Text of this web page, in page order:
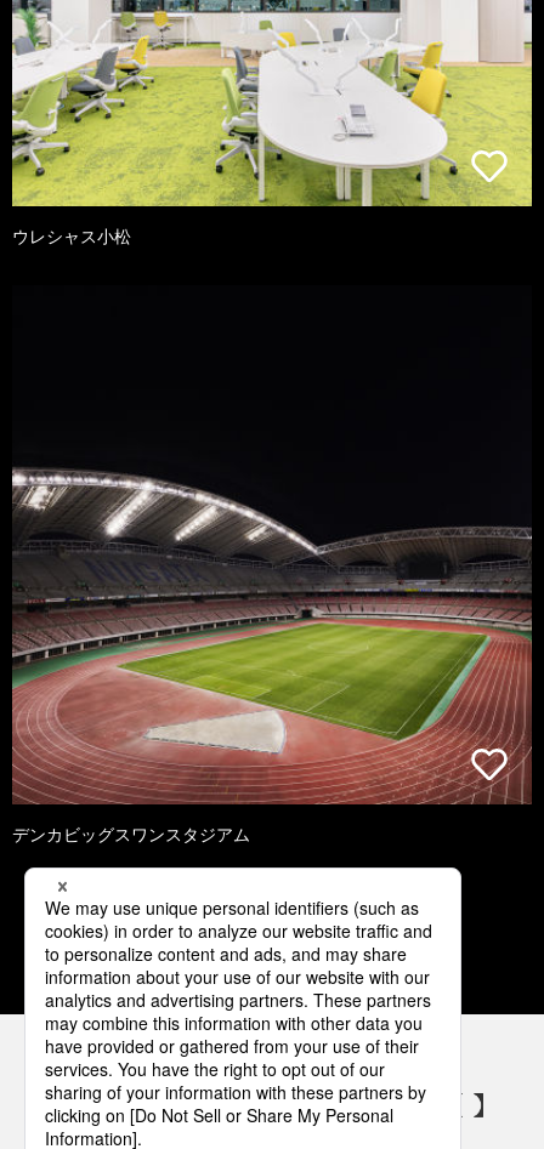
ウレシャス小松
デンカビッグスワンスタジアム
1 2 3 4 5
パナソニックの電気設備 SNSアカウント